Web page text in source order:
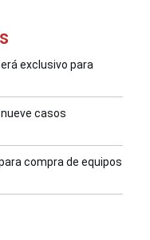
exclusivo para
casos
compra de equipos